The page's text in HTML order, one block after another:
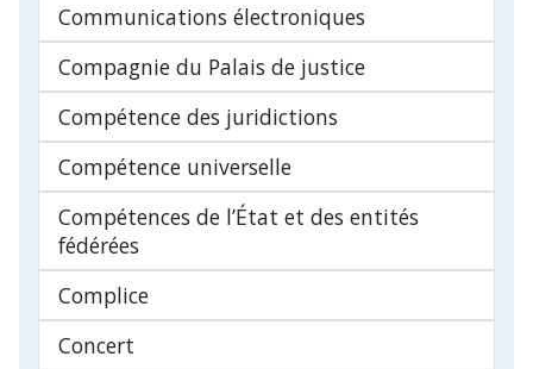
Communications électroniques
Compagnie du Palais de justice
Compétence des juridictions
Compétence universelle
Compétences de l’État et des entités
fédérées
Complice
Concert